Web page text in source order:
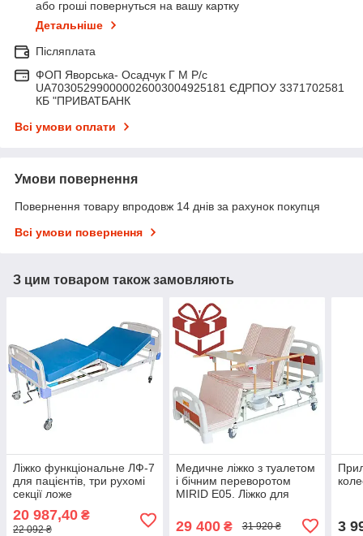
або гроші повернуться на вашу картку
Детальніше
Післяплата
ФОП Яворська- Осадчук Г М Р/c
UA703052990000026003004925181 ЄДРПОУ 3371702581
КБ "ПРИВАТБАНК
Всі умови оплати
Умови повернення
Повернення товару впродовж 14 днів за рахунок покупця
Всі умови повернення
З цим товаром також замовляють
Ліжко функціональне ЛФ-7
для пацієнтів, три рухомі
секції ложе
20 987,40 ₴
22 092 ₴
Медичне ліжко з туалетом
і бічним переворотом
MIRID Е05. Ліжко для
інваліда
29 400₴ 31 920 ₴ 3